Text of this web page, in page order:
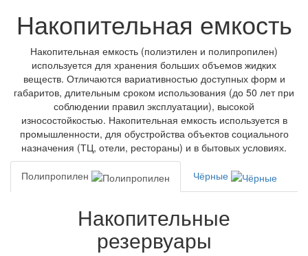
Накопительная емкость
Накопительная емкость (полиэтилен и полипропилен)
используется для хранения больших объемов жидких
веществ. Отличаются вариативностью доступных форм и
габаритов, длительным сроком использования (до 50 лет при
соблюдении правил эксплуатации), высокой
износостойкостью. Накопительная емкость используется в
промышленности, для обустройства объектов социального
назначения (ТЦ, отели, рестораны) и в бытовых условиях.
Полипропилен Чёрные
Накопительные
резервуары